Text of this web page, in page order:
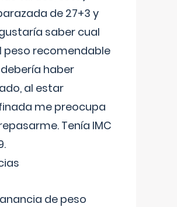
de 27+3 y
saber cual
peso recomendable
haber
al estar
me preocupa
Tenía IMC
de peso